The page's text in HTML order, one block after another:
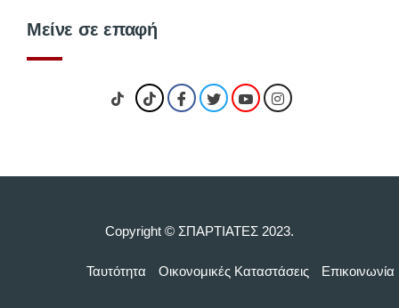
Μείνε σε επαφή
Copyright © ΣΠΑΡΤΙΑΤΕΣ 2023.
Ταυτότητα Οικονομικές Kαταστάσεις Επικοινωνία